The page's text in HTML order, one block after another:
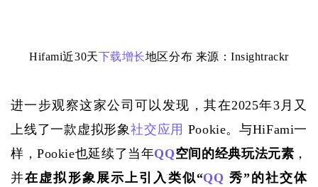
Hifami近30天下载增长地区分布 来源：Insightrackr
进一步观察这家公司可以发现，其在2025年3月又
上线了一款虚拟形象社交应用 Pookie。与HiFami一
样，Pookie也延续了当年QQ空间的经典玩法元素 ，
并在虚拟形象展示上引入类似“QQ 秀”的社交体